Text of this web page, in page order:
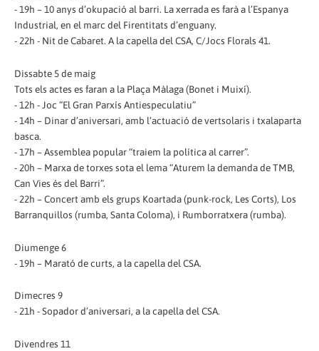
- 19h – 10 anys d’okupació al barri. La xerrada es farà a l’Espanya
Industrial, en el marc del Firentitats d’enguany.
- 22h - Nit de Cabaret. A la capella del CSA, C/Jocs Florals 41.
Dissabte 5 de maig
Tots els actes es faran a la Plaça Màlaga (Bonet i Muixí).
- 12h - Joc “El Gran Parxís Antiespeculatiu”
- 14h – Dinar d’aniversari, amb l’actuació de vertsolaris i txalaparta
basca.
- 17h – Assemblea popular “traiem la política al carrer”.
- 20h – Marxa de torxes sota el lema “Aturem la demanda de TMB,
Can Vies és del Barri”.
- 22h – Concert amb els grups Koartada (punk-rock, Les Corts), Los
Barranquillos (rumba, Santa Coloma), i Rumborratxera (rumba).
Diumenge 6
- 19h – Marató de curts, a la capella del CSA.
Dimecres 9
- 21h - Sopador d’aniversari, a la capella del CSA.
Divendres 11